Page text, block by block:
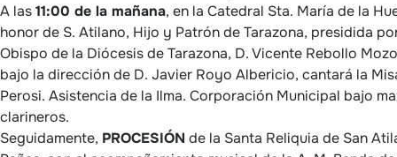
A las11:00 de la mañana, en la Catedral Sta. María de la
honor de S. Atilano, Hijo y Patrón de Tarazona, presidida
Obispo de la Diócesis de Tarazona, D. Vicente Rebollo
bajo la dirección de D. Javier Royo Albericio, cantará la
Perosi. Asistencia de la Ilma. Corporación Municipal bajo
clarineros.
Seguidamente, PROCESIÓN de la Santa Reliquia de San